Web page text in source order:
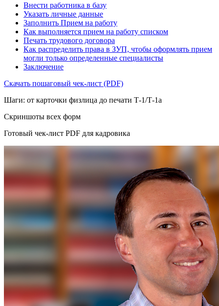
Внести работника в базу
Указать личные данные
Заполнить Прием на работу
Как выполняется прием на работу списком
Печать трудового договора
Как распределить права в ЗУП, чтобы оформлять прием
могли только определенные специалисты
Заключение
Скачать пошаговый чек-лист (PDF)
Шаги: от карточки физлица до печати Т-1/Т-1а
Скриншоты всех форм
Готовый чек-лист PDF для кадровика